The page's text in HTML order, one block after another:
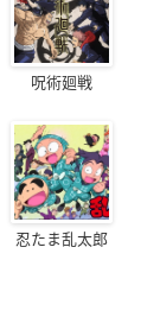
呪術廻戦
忍たま乱太郎